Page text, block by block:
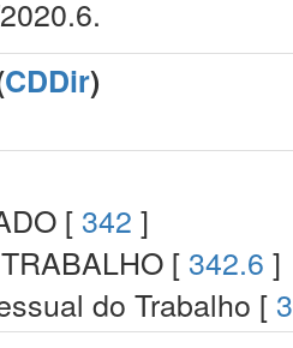
CDDir)
[ 342 ]
[ 342.6 ]
do Trabalho [